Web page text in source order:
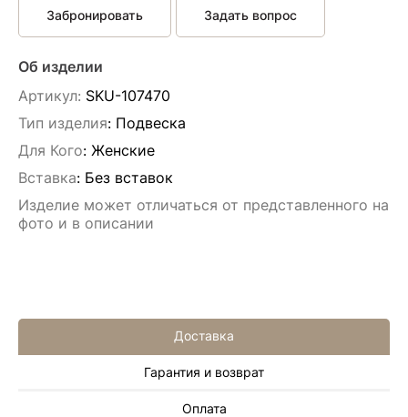
Забронировать Задать вопрос
Об изделии
Артикул: SKU-107470
Тип изделия: Подвескa
Для Кого: Женские
Вставка: Без вставок
Изделие может отличаться от представленного на
фото и в описании
Доставка
Гарантия и возврат
Оплата
Алла Майорова